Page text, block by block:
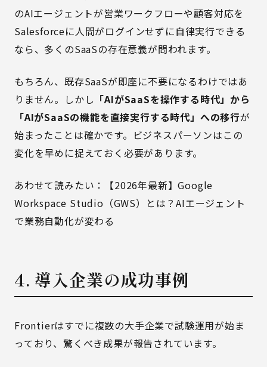
のAIエージェントが営業ワークフローや顧客対応を
Salesforceに人間がログインせずに自律実行できる
なら、多くのSaaSの存在意義が問われます。
もちろん、既存SaaSが即座に不要になるわけではあ
りません。しかし 「AIがSaaSを操作する時代」から
「AIがSaaSの機能を直接実行する時代」への移行が
始まったことは確かです。ビジネスパーソンはこの
変化を早めに捉えておく必要があります。
あわせて読みたい：
【2026年最新】Google
Workspace Studio（GWS）とは？AIエージェント
で業務自動化が変わる
4. 導入企業の成功事例
Frontierはすでに複数の大手企業で試験運用が始ま
っており、驚くべき成果が報告されています。